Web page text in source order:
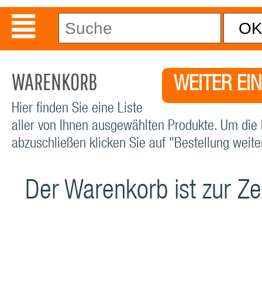
WEITER
WARENKORB
Hier finden Sie eine Liste
aller von Ihnen ausgewählten Produkte. Um die
abzuschließen klicken Sie auf "Bestellung
Der Warenkorb ist zur